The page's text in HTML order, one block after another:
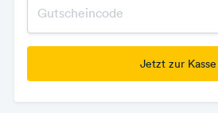
Jetzt zur Kasse